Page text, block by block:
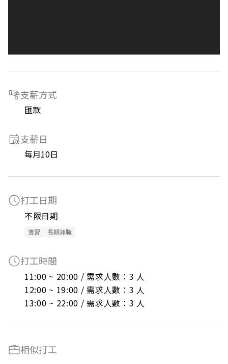
支薪方式
匯款
支薪日
每月10日
打工日期
不限日期
實習 長期兼職
打工時間
11:00 ~ 20:00 / 需求人數：3 人
12:00 ~ 19:00 / 需求人數：3 人
13:00 ~ 22:00 / 需求人數：3 人
相似打工